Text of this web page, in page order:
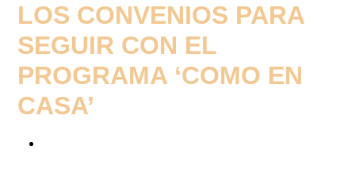
LOS CONVENIOS PARA
SEGUIR CON EL
PROGRAMA ‘COMO EN
CASA’